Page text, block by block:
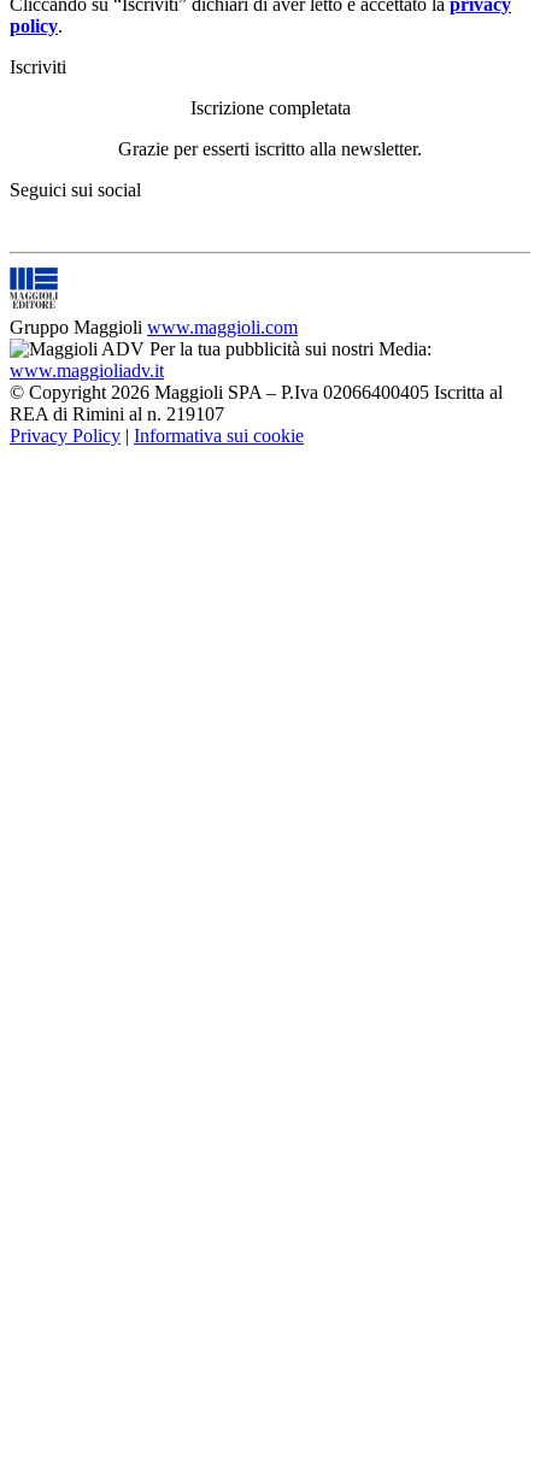
Cliccando su “Iscriviti” dichiari di aver letto e accettato la privacy
policy.
Iscriviti
Iscrizione completata
Grazie per esserti iscritto alla newsletter.
Seguici sui social
Gruppo Maggioli www.maggioli.com
Per la tua pubblicità sui nostri Media:
www.maggioliadv.it
© Copyright 2026 Maggioli SPA – P.Iva 02066400405 Iscritta al
REA di Rimini al n. 219107
Privacy Policy
Informativa sui cookie